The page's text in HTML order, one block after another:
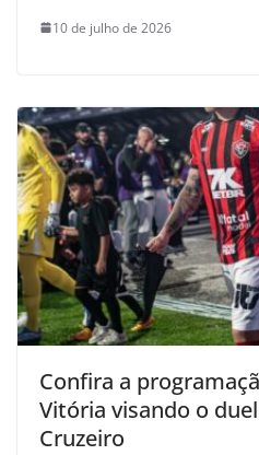
10 de julho de 2026
Confira a
Vitória visando o
Cruzeiro